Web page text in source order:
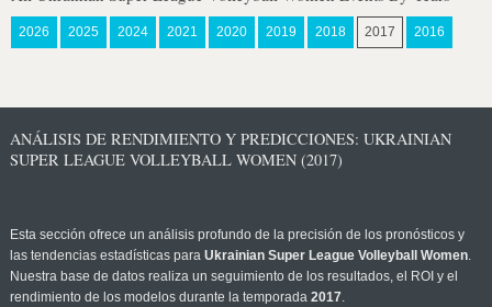
2026 2025 2024 2021 2020 2019 2018 2017 2016
ANÁLISIS DE RENDIMIENTO Y PREDICCIONES: UKRAINIAN
SUPER LEAGUE VOLLEYBALL WOMEN (2017)
Esta sección ofrece un análisis profundo de la precisión de los pronósticos y
las tendencias estadísticas para Ukrainian Super League Volleyball Women.
Nuestra base de datos realiza un seguimiento de los resultados, el ROI y el
rendimiento de los modelos durante la temporada 2017.